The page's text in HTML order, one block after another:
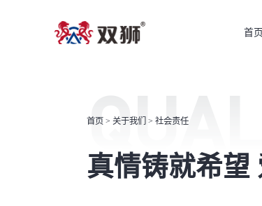
首页
首页 > 关于我们 > 社会责任
真情铸就希望